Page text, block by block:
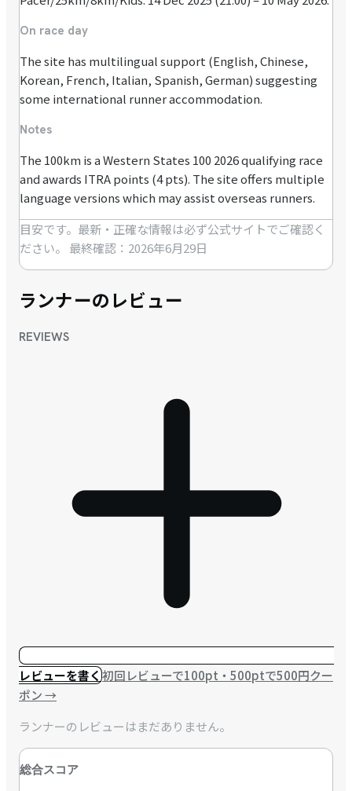
On race day
The site has multilingual support (English, Chinese,
Korean, French, Italian, Spanish, German) suggesting
some international runner accommodation.
Notes
The 100km is a Western States 100 2026 qualifying race
and awards ITRA points (4 pts). The site offers multiple
language versions which may assist overseas runners.
目安です。最新・正確な情報は必ず公式サイトでご確認く
ださい。
最終確認：2026年6月29日
ランナーのレビュー
REVIEWS
レビューを書く初回レビューで100pt・500ptで500円クー
ポン→
ランナーのレビューはまだありません。
総合スコア